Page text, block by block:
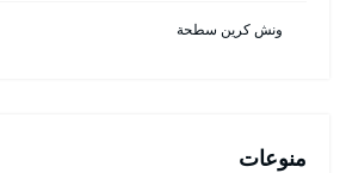
ونش كرين سطحة
منوعات